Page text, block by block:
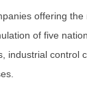
offering
of five
industrial control